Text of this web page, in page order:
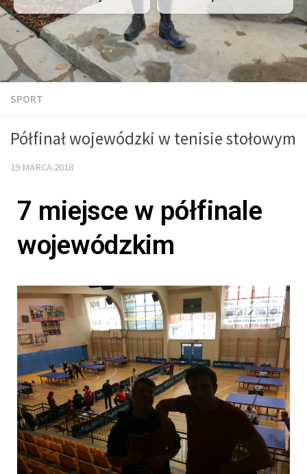
SPORT
Półfinał wojewódzki w tenisie stołowym
19 MARCA 2018
7 miejsce w półfinale
wojewódzkim